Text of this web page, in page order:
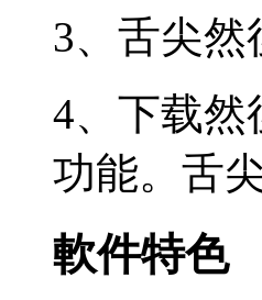
3、舌尖然
4、下载然
功能。舌
軟件特色